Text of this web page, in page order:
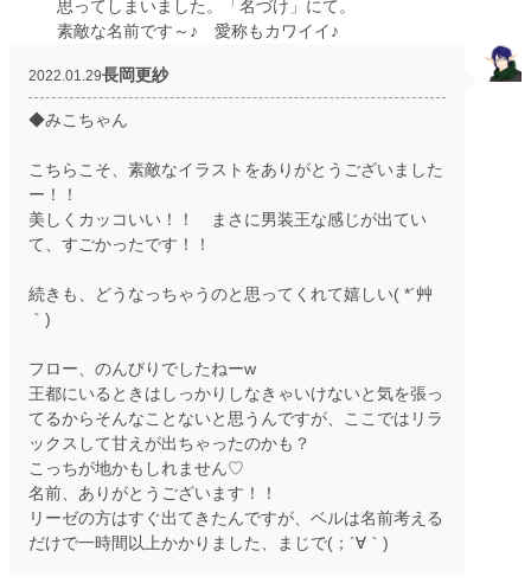
思ってしまいました。「名づけ」にて。
素敵な名前です～♪ 愛称もカワイイ♪
2022.01.29長岡更紗
◆みこちゃん
こちらこそ、素敵なイラストをありがとうございました
ー！！
美しくカッコいい！！ まさに男装王な感じが出てい
て、すごかったです！！
続きも、どうなっちゃうのと思ってくれて嬉しい( *´艸
｀)
フロー、のんびりでしたねーw
王都にいるときはしっかりしなきゃいけないと気を張っ
てるからそんなことないと思うんですが、ここではリラ
ックスして甘えが出ちゃったのかも？
こっちが地かもしれません♡
名前、ありがとうございます！！
リーゼの方はすぐ出てきたんですが、ベルは名前考える
だけで一時間以上かかりました、まじで(；´∀｀)